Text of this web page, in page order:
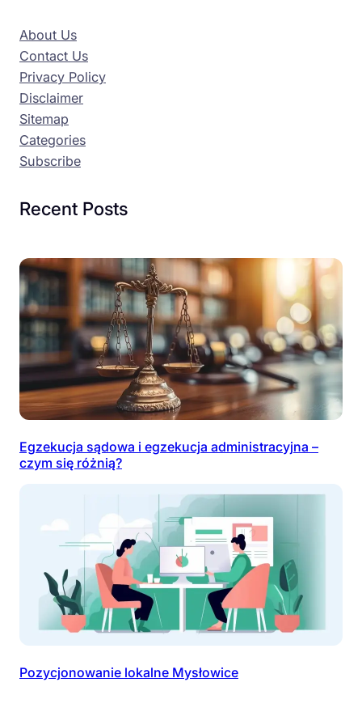
About Us
Contact Us
Privacy Policy
Disclaimer
Sitemap
Categories
Subscribe
Recent Posts
Egzekucja sądowa i egzekucja administracyjna –
czym się różnią?
Pozycjonowanie lokalne Mysłowice